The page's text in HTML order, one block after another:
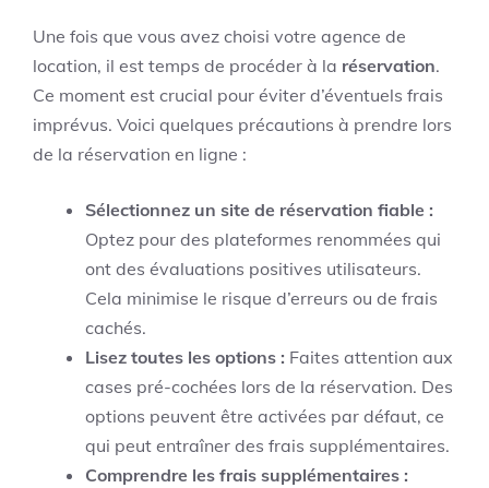
Une fois que vous avez choisi votre agence de
location, il est temps de procéder à la réservation.
Ce moment est crucial pour éviter d’éventuels frais
imprévus. Voici quelques précautions à prendre lors
de la réservation en ligne :
Sélectionnez un site de réservation fiable :
Optez pour des plateformes renommées qui
ont des évaluations positives utilisateurs.
Cela minimise le risque d’erreurs ou de frais
cachés.
Lisez toutes les options : Faites attention aux
cases pré-cochées lors de la réservation. Des
options peuvent être activées par défaut, ce
qui peut entraîner des frais supplémentaires.
Comprendre les frais supplémentaires :